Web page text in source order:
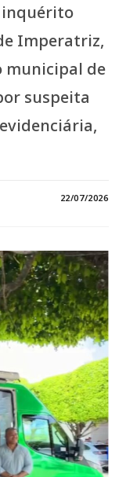
inquérito
Imperatriz,
municipal de
suspeita
22/07/2026